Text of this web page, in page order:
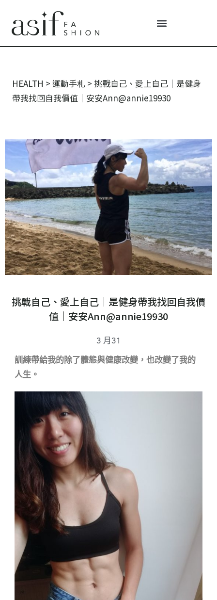
HEALTH > 運動手札 > 挑戰自己、愛上自己｜是健身
帶我找回自我價值｜安安Ann@annie19930
挑戰自己、愛上自己｜是健身帶我找回自我價
值｜安安Ann@annie19930
3 月31
訓練帶給我的除了體態與健康改變，也改變了我的
人生。